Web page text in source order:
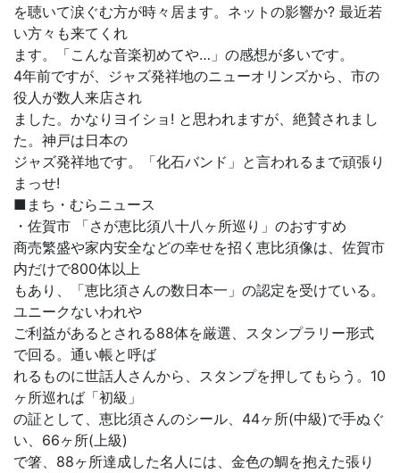
を聴いて涙ぐむ方が時々居ます。ネットの影響か? 最近若
い方々も来てくれ
ます。「こんな音楽初めてや…」の感想が多いです。
4年前ですが、ジャズ発祥地のニューオリンズから、市の
役人が数人来店され
ました。かなりヨイショ! と思われますが、絶賛されまし
た。神戸は日本の
ジャズ発祥地です。「化石バンド」と言われるまで頑張り
まっせ!
■まち・むらニュース
・佐賀市 「さが恵比須八十八ヶ所巡り」のおすすめ
商売繁盛や家内安全などの幸せを招く恵比須像は、佐賀市
内だけで800体以上
もあり、「恵比須さんの数日本一」の認定を受けている。
ユニークないわれや
ご利益があるとされる88体を厳選、スタンプラリー形式
で回る。通い帳と呼ば
れるものに世話人さんから、スタンプを押してもらう。10
ヶ所巡れば「初級」
の証として、恵比須さんのシール、44ヶ所(中級)で手ぬぐ
い、66ヶ所(上級)
で箸、88ヶ所達成した名人には、金色の鯛を抱えた張り